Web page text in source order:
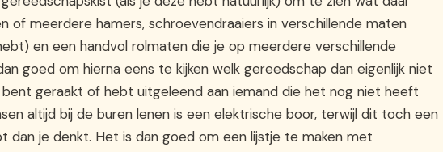
of meerdere hamers, schroevendraaiers in verschillende maten
en een handvol rolmaten die je op meerdere verschillende
goed om hierna eens te kijken welk gereedschap dan eigenlijk niet
geraakt of hebt uitgeleend aan iemand die het nog niet heeft
altijd bij de buren lenen is een elektrische boor, terwijl dit toch een
dan je denkt. Het is dan goed om een lijstje te maken met